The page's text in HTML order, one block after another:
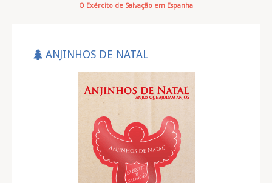
O Exército de Salvação em Espanha
ANJINHOS DE NATAL